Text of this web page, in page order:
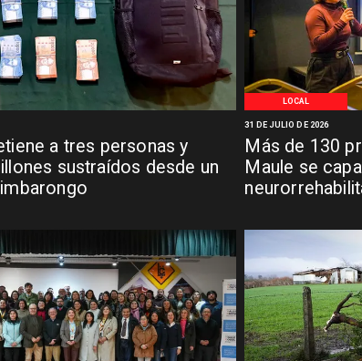
a tres personas y
sustraídos desde un
LOCAL
Más de 130
Maule se
31 DE JULIO DE 2026